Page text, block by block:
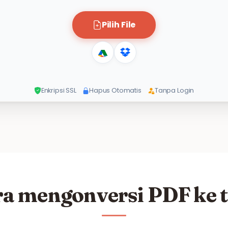
Pilih File
Enkripsi SSL Hapus Otomatis Tanpa Login
mengonversi PDF ke